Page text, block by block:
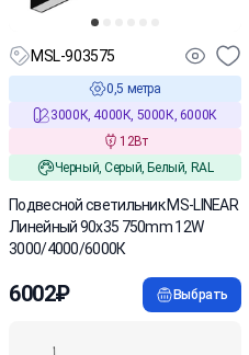
MSL-903575
0,5 метра
3000К, 4000К, 5000К, 6000К
12Вт
Черный, Серый, Белый, RAL
Подвесной светильник MS-LINEAR
Линейный 90х35 750mm 12W
3000/4000/6000К
6002₽ Выбрать